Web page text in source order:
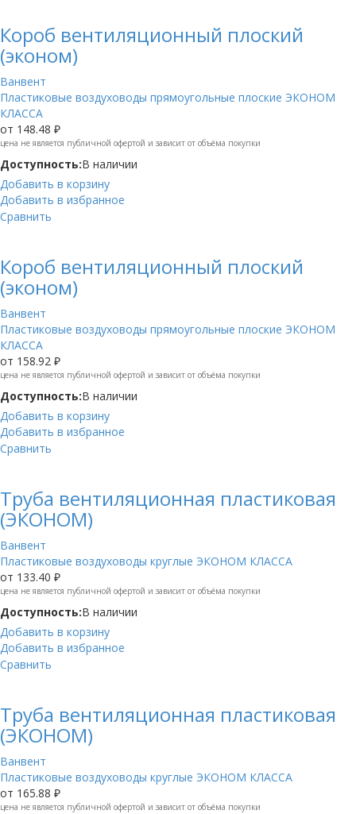
Короб вентиляционный плоский
(эконом)
Ванвент
Пластиковые воздуховоды прямоугольные плоские ЭКОНОМ
КЛАССА
от 148.48 ₽
цена не является публичной офертой и зависит от объёма покупки
Доступность:В наличии
Добавить в корзину
Добавить в избранное
Сравнить
Короб вентиляционный плоский
(эконом)
Ванвент
Пластиковые воздуховоды прямоугольные плоские ЭКОНОМ
КЛАССА
от 158.92 ₽
цена не является публичной офертой и зависит от объёма покупки
Доступность:В наличии
Добавить в корзину
Добавить в избранное
Сравнить
Труба вентиляционная пластиковая
(ЭКОНОМ)
Ванвент
Пластиковые воздуховоды круглые ЭКОНОМ КЛАССА
от 133.40 ₽
цена не является публичной офертой и зависит от объёма покупки
Доступность:В наличии
Добавить в корзину
Добавить в избранное
Сравнить
Труба вентиляционная пластиковая
(ЭКОНОМ)
Ванвент
Пластиковые воздуховоды круглые ЭКОНОМ КЛАССА
от 165.88 ₽
цена не является публичной офертой и зависит от объёма покупки